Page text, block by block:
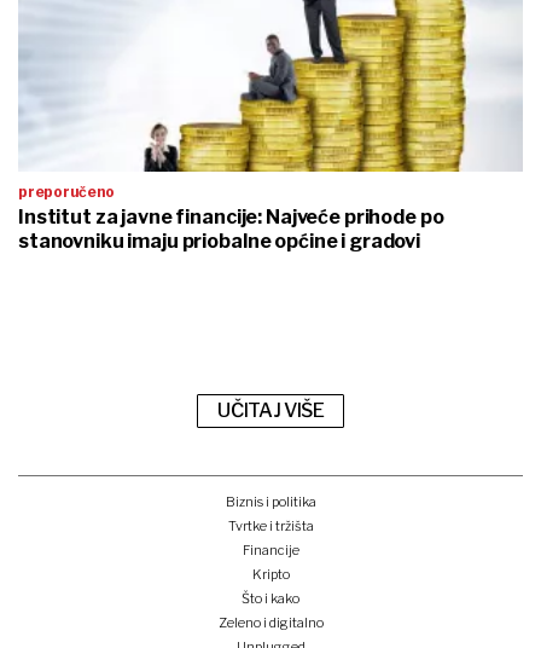
preporučeno
Institut za javne financije: Najveće prihode po
stanovniku imaju priobalne općine i gradovi
UČITAJ VIŠE
Biznis i politika
Tvrtke i tržišta
Financije
Kripto
Što i kako
Zeleno i digitalno